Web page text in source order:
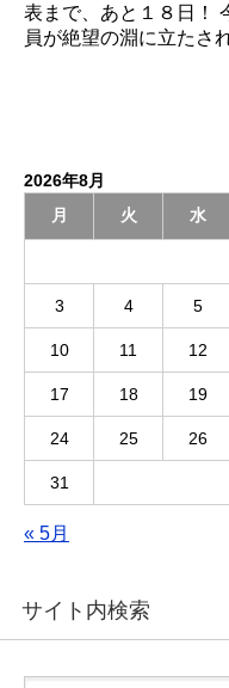
表まで、あと１８日！
員が絶望の淵に立たさ
2026年8月
月
火 水
3 4 5
10 11 12
17 18 19
24 25 26
31
« 5月
サイト内検索